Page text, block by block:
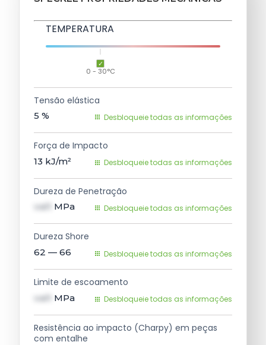
TEMPERATURA
0 - 30°C
Tensão elástica
5 % Desbloqueie todas as informações
Força de Impacto
13 kJ/m² Desbloqueie todas as informações
Dureza de Penetração
val1 MPa Desbloqueie todas as informações
Dureza Shore
62 — 66 Desbloqueie todas as informações
Limite de escoamento
val1 MPa Desbloqueie todas as informações
Resistência ao impacto (Charpy) em peças
com entalhe